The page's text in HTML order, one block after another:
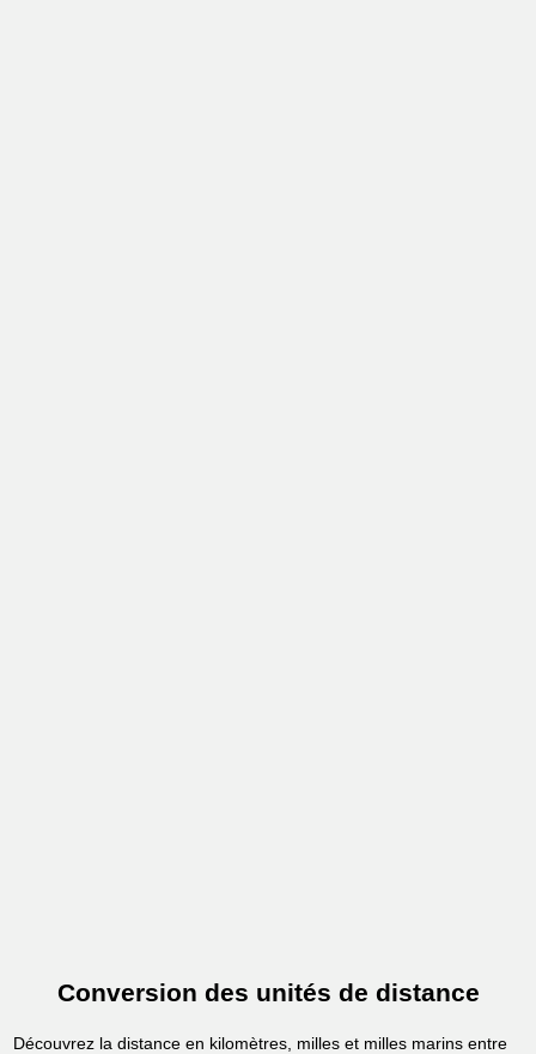
Conversion des unités de distance
Découvrez la distance en kilomètres, milles et milles marins entre